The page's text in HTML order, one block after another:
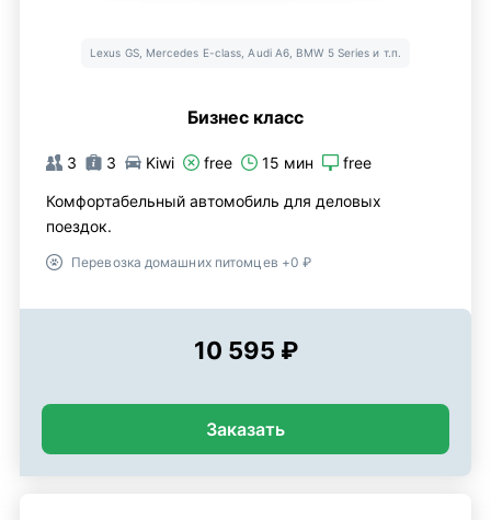
Lexus GS, Mercedes E-class, Audi A6, BMW 5 Series и т.п.
Бизнес класс
3 3 Kiwi free 15 мин free
Комфортабельный автомобиль для деловых
поездок.
Перевозка домашних питомцев +0 ₽
10 595 ₽
Заказать